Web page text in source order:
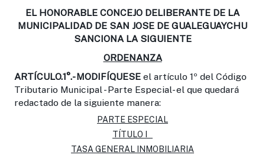
EL HONORABLE CONCEJO DELIBERANTE DE LA
MUNICIPALIDAD DE SAN JOSE DE GUALEGUAYCHU
SANCIONA LA SIGUIENTE
ORDENANZA
ARTÍCULO.1°.- MODIFÍQUESE el artículo 1º del Código
Tributario Municipal - Parte Especial- el que quedará
redactado de la siguiente manera:
PARTE ESPECIAL
TÍTULO I
TASA GENERAL INMOBILIARIA